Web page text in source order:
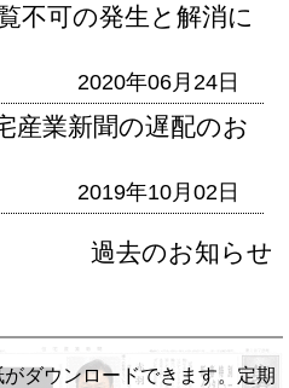
不可の発生と解消に
2020年06月24日
産業新聞の遅配のお
2019年10月02日
過去のお知らせ
ダウンロードできます。定期